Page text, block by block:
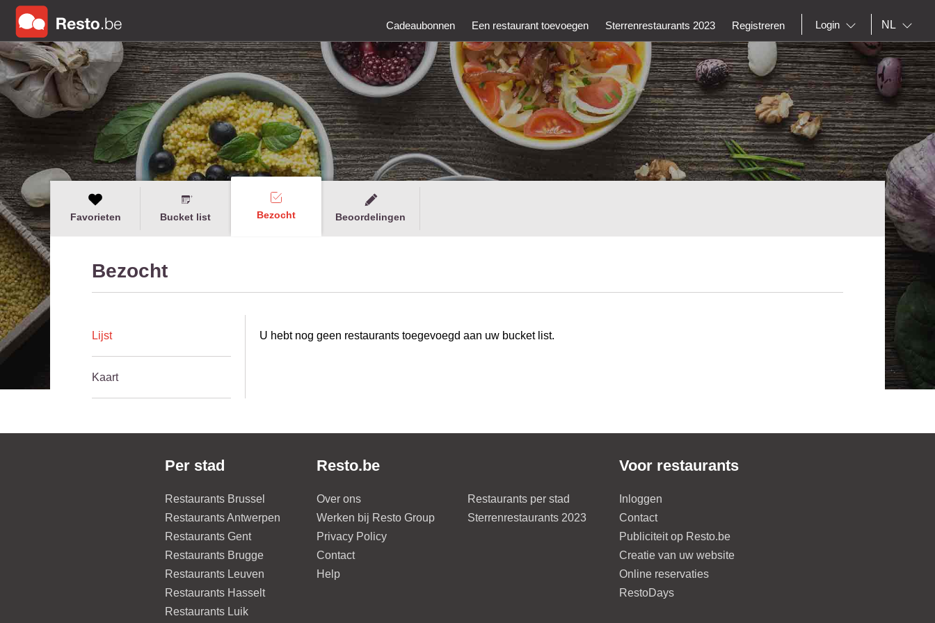
Cadeaubonnen Een restaurant toevoegen Sterrenrestaurants 2023 Registreren Login NL
Favorieten Bucket list Bezocht Beoordelingen
Bezocht
Lijst
Kaart
U hebt nog geen restaurants toegevoegd aan uw bucket list.
Per stad
Restaurants Brussel
Restaurants Antwerpen
Restaurants Gent
Restaurants Brugge
Restaurants Leuven
Restaurants Hasselt
Restaurants Luik
Resto.be
Over ons
Werken bij Resto Group
Privacy Policy
Contact
Help
Restaurants per stad
Sterrenrestaurants 2023
Voor restaurants
Inloggen
Contact
Publiciteit op Resto.be
Creatie van uw website
Online reservaties
RestoDays